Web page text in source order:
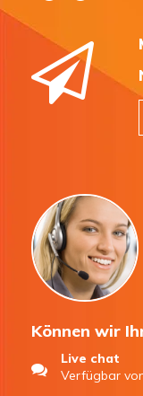
Können wir
Live chat
Verfügbar